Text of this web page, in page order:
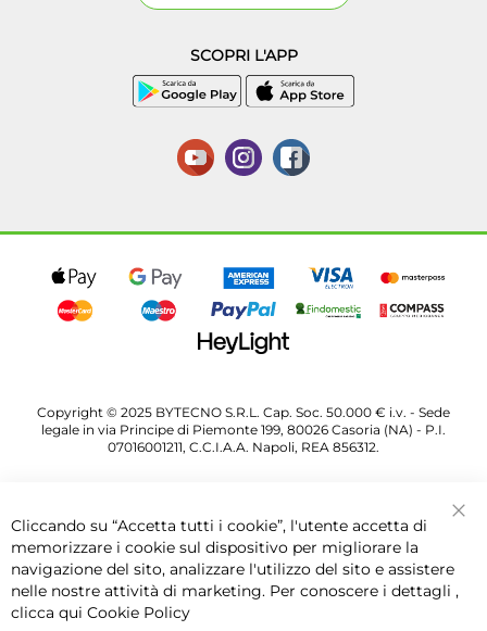
SCOPRI L'APP
Copyright © 2025 BYTECNO S.R.L. Cap. Soc. 50.000 € i.v. - Sede
legale in via Principe di Piemonte 199, 80026 Casoria (NA) - P.I.
07016001211, C.C.I.A.A. Napoli, REA 856312.
Cliccando su “Accetta tutti i cookie”, l'utente accetta di
memorizzare i cookie sul dispositivo per migliorare la
navigazione del sito, analizzare l'utilizzo del sito e assistere
nelle nostre attività di marketing. Per conoscere i dettagli ,
clicca qui Cookie Policy